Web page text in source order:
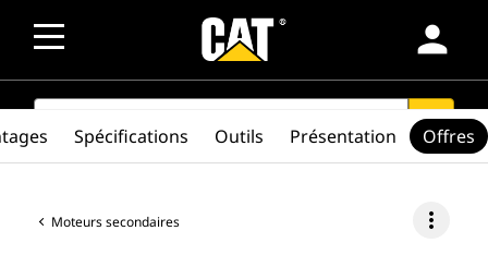
person
SEARCH search
Moteurs secondaires more_vert
Spécifications Outils Présentation Offres